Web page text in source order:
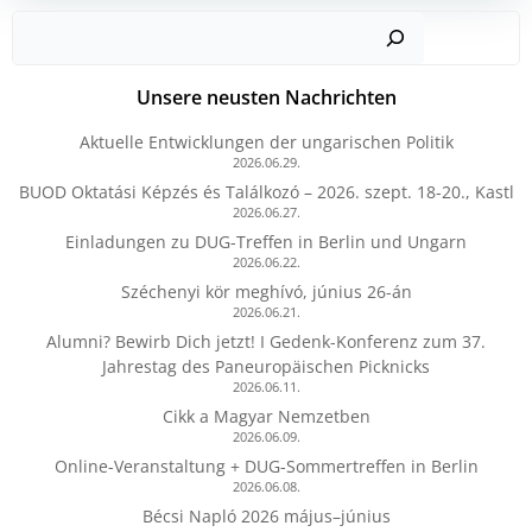
Unsere neusten Nachrichten
Aktuelle Entwicklungen der ungarischen Politik
2026.06.29.
BUOD Oktatási Képzés és Találkozó – 2026. szept. 18-20., Kastl
2026.06.27.
Einladungen zu DUG-Treffen in Berlin und Ungarn
2026.06.22.
Széchenyi kör meghívó, június 26-án
2026.06.21.
Alumni? Bewirb Dich jetzt! I Gedenk-Konferenz zum 37.
Jahrestag des Paneuropäischen Picknicks
2026.06.11.
Cikk a Magyar Nemzetben
2026.06.09.
Online-Veranstaltung + DUG-Sommertreffen in Berlin
2026.06.08.
Bécsi Napló 2026 május–június